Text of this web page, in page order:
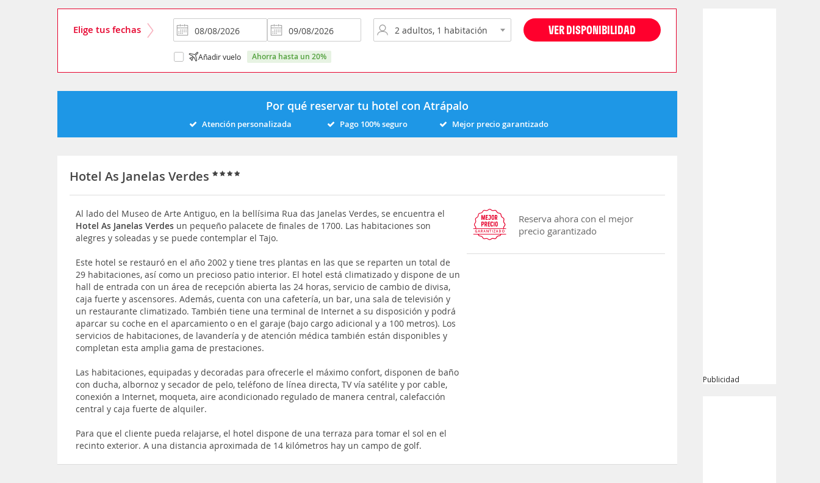
Elige tus fechas VER DISPONIBILIDAD
Añadir vuelo ahorra hasta un 20%
Por qué reservar tu hotel con Atrápalo
Atención personalizada Pago 100% seguro Mejor precio garantizado
Hotel As Janelas Verdes
Al lado del Museo de Arte Antiguo, en la bellísima Rua das Janelas Verdes, se encuentra el
Hotel As Janelas Verdes un pequeño palacete de finales de 1700. Las habitaciones son
alegres y soleadas y se puede contemplar el Tajo.
Este hotel se restauró en el año 2002 y tiene tres plantas en las que se reparten un total de
29 habitaciones, así como un precioso patio interior. El hotel está climatizado y dispone de un
hall de entrada con un área de recepción abierta las 24 horas, servicio de cambio de divisa,
caja fuerte y ascensores. Además, cuenta con una cafetería, un bar, una sala de televisión y
un restaurante climatizado. También tiene una terminal de Internet a su disposición y podrá
aparcar su coche en el aparcamiento o en el garaje (bajo cargo adicional y a 100 metros). Los
servicios de habitaciones, de lavandería y de atención médica también están disponibles y
completan esta amplia gama de prestaciones.
Las habitaciones, equipadas y decoradas para ofrecerle el máximo confort, disponen de baño
con ducha, albornoz y secador de pelo, teléfono de línea directa, TV vía satélite y por cable,
conexión a Internet, moqueta, aire acondicionado regulado de manera central, calefacción
central y caja fuerte de alquiler.
Para que el cliente pueda relajarse, el hotel dispone de una terraza para tomar el sol en el
recinto exterior. A una distancia aproximada de 14 kilómetros hay un campo de golf.
Reserva ahora con el mejor
precio garantizado
Publicidad